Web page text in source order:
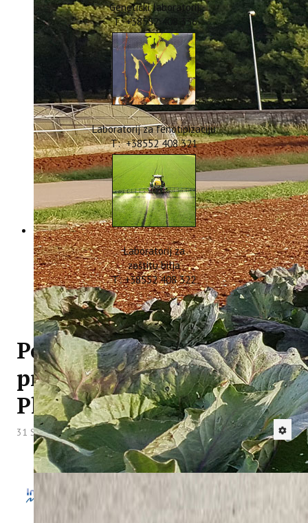
Genetički laboratorij
T: +38552 408 336
Laboratorij za fenotipizaciju
T: +38552 408 321
Laboratorij za
zaštitu bilja
T: +38552 408 322
Poziv na radionicu
projekta ConsumeLess
Plus u Pazinu
31 Siječanj 2022 Hitova: 3273
Zado
voljstvo nam je pozvati Vas na
radionicu u okviru
ConsumeLess Plus